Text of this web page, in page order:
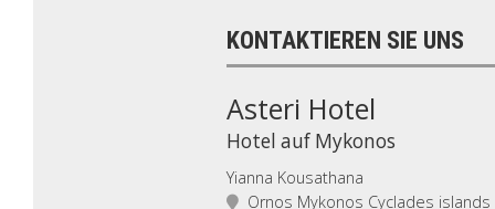
KONTAKTIEREN SIE UNS
Asteri Hotel
Hotel auf Mykonos
Yianna Kousathana
Ornos Mykonos Cyclades islands